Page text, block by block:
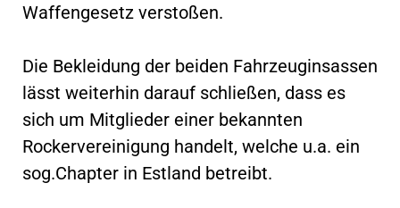
Waffengesetz verstoßen.
Die Bekleidung der beiden Fahrzeuginsassen
lässt weiterhin darauf schließen, dass es
sich um Mitglieder einer bekannten
Rockervereinigung handelt, welche u.a. ein
sog.Chapter in Estland betreibt.